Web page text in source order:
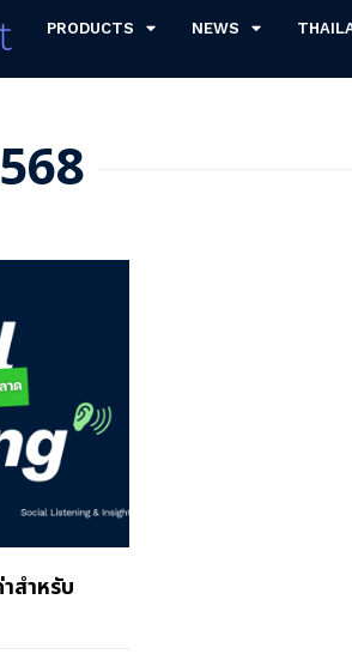
PRODUCTS NEWS
สำหรับ